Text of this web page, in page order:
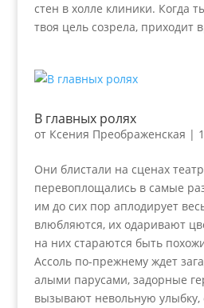
стен в холле клиники. Когда
твоя цель созрела, приходит
В главных ролях
от Ксения Преображенская |
Они блистали на сценах
перевоплощались в самые
им до сих пор аплодирует
влюбляются, их одаривают
на них стараются быть
Ассоль по-прежнему ждет
алыми парусами, задорные
вызывают невольную улыбку,